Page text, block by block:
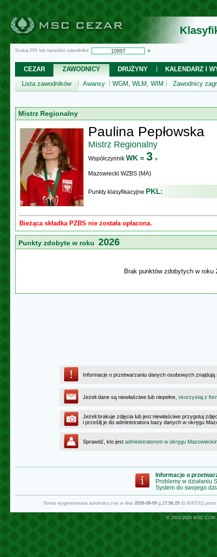
Szukaj PID lub nazwisko zawodnika:
CEZAR ZAWODNICY DRUŻYNY
KALENDARZ I
Lista zawodników
Awansy WGM, WLM, WIM Zawodnicy
Mistrz Regionalny
Paulina Pepłowska
Mistrz Regionalny
Współczynnik WK = 3
Mazowiecki WZBS (MA)
Punkty klasyfikacyjne PKL:
Bieżąca składka PZBS nie została opłacona.
Punkty zdobyte w roku 2026
Brak punktów zdobytych w roku
Informacje o przetwarzaniu danych osobowych
Jeżeli dane są niewłaściwe lub niepełne, skorzystaj z
Jeżeli brakuje zdjęcia lub jest niewłaściwe przygotuj
i prześlij je do administratora bazy danych w okręgu
Sprawdź, kto jest administratorem w okręgu
Informacje o
Problemy w działaniu
System do swojego
Strona wygenerowana automatycznie w dniu 2026-08-09g.17:56:25(0.4247/31)
© 2003-2026